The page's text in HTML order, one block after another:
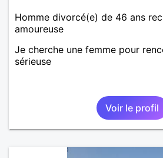
Homme divorcé(e) de 46 ans
amoureuse
Je cherche une femme pour
sérieuse
Voir le profil